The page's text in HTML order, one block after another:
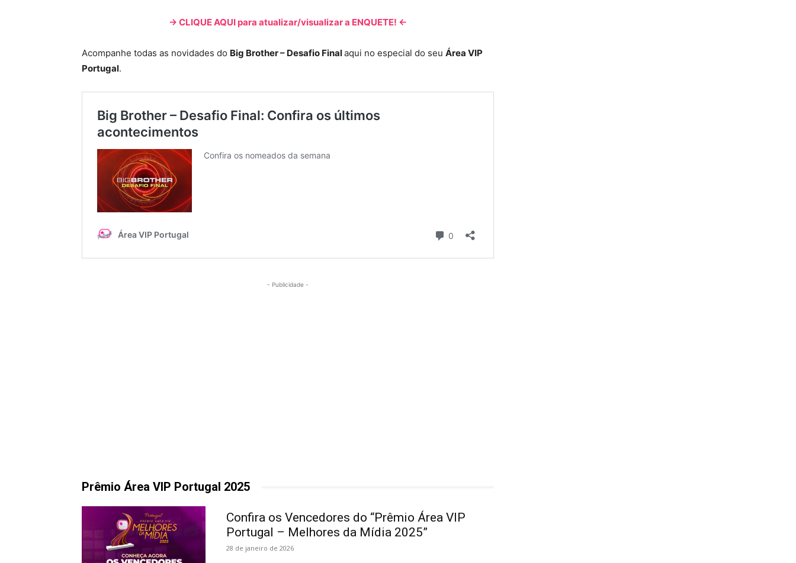
-> CLIQUE AQUI para atualizar/visualizar a ENQUETE! <-
Acompanhe todas as novidades do Big Brother – Desafio Finalaqui no especial do seu Área VIP
Portugal.
- Publicidade -
Prêmio Área VIP Portugal 2025
Confira os Vencedores do “Prêmio Área VIP
Portugal – Melhores da Mídia 2025”
28 de janeiro de 2026